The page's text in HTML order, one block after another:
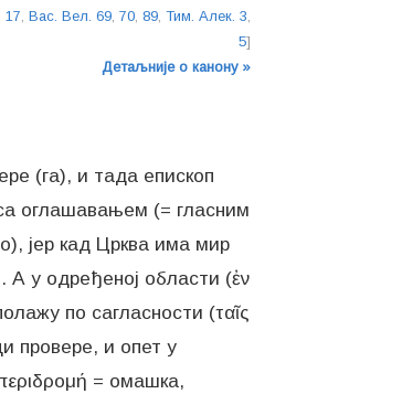
17, Вас. Вел. 69, 70, 89, Тим. Алек. 3,
5]
Детаљније о канону »
(га), и тада епископ
оглашавањем (= гласним
јер кад Црква има мир
А у одређеној области (ἐν
по сагласности (ταῖς
провере, и опет у
= омашка,